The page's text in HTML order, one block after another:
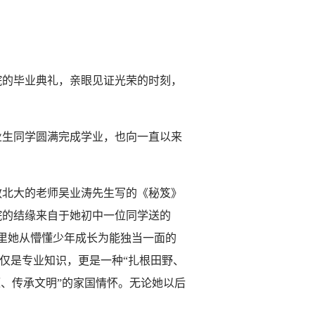
毕业典礼，亲眼见证光荣的时刻，
同学圆满完成学业，也向一直以来
大的老师吴业涛先生写的《秘笈》
结缘来自于她初中一位同学送的
她从懵懂少年成长为能独当一面的
是专业知识，更是一种“扎根田野、
传承文明”的家国情怀。无论她以后